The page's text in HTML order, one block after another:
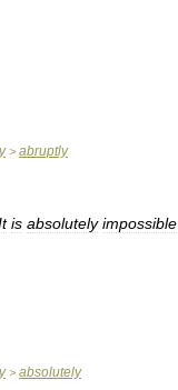
> abruptly
is absolutely impossible
> absolutely